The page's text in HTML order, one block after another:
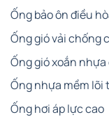
Ống bảo ôn điều
Ống gió vải chống
Ống gió xoắn
Ống nhựa mềm lõi
Ống hơi áp lực cao